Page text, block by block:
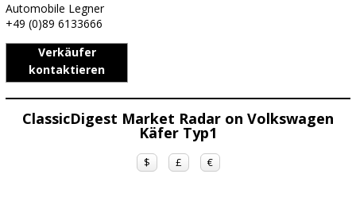
Automobile Legner
+49 (0)89 6133666
Verkäufer
kontaktieren
ClassicDigest Market Radar on Volkswagen
Käfer Typ1
$ £ €